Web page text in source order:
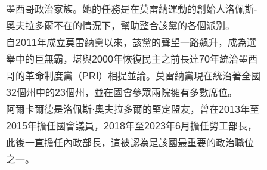
墨西哥政治家族。她的任務是在莫雷納運動的創始人洛佩斯-
奧夫拉多爾不在的情況下，幫助整合該黨的各個派別。
自2011年成立莫雷納黨以來，該黨的聲望一路飆升，成為選
舉中的巨無霸，堪與2000年恢復民主之前長達70年統治墨西
哥的革命制度黨（PRI）相提並論。莫雷納黨現在統治著全國
32個州中的23個州，並在國會參眾兩院擁有多數席位。
阿爾卡爾德是洛佩斯·奧夫拉多爾的堅定盟友，曾在2013年至
2015年擔任國會議員，2018年至2023年6月擔任勞工部長，
此後一直擔任內政部長，這被認為是該國最重要的政治職位
之一。